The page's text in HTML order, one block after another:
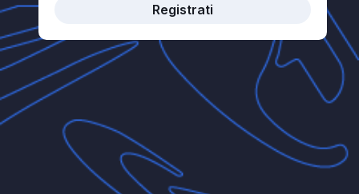
Registrati